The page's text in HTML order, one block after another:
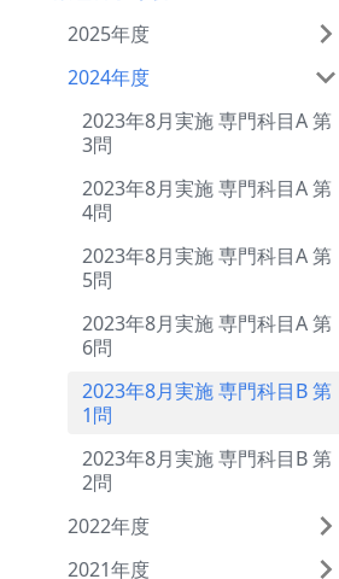
2025年度
2024年度
2023年8月実施 専門科目A 第
3問
2023年8月実施 専門科目A 第
4問
2023年8月実施 専門科目A 第
5問
2023年8月実施 専門科目A 第
6問
2023年8月実施 専門科目B 第
1問
2023年8月実施 専門科目B 第
2問
2022年度
2021年度